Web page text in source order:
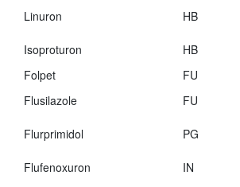
Linuron
HB
Isoproturon
HB
Folpet
FU
Flusilazole
FU
Flurprimidol
PG
Flufenoxuron
IN